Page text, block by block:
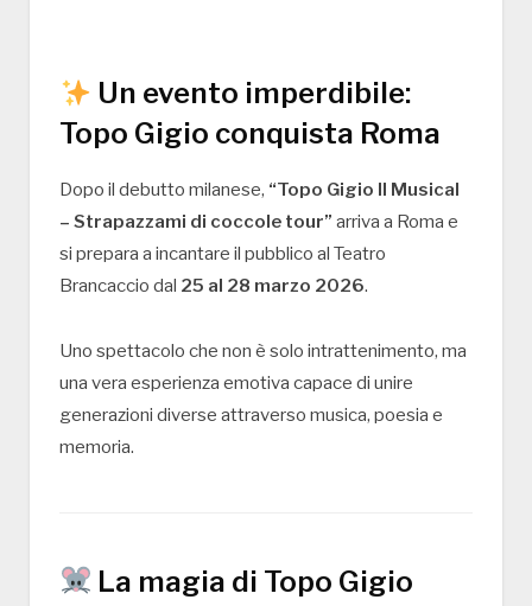
Un evento imperdibile:
Topo Gigio conquista Roma
Dopo il debutto milanese, “Topo Gigio Il Musical
– Strapazzami di coccole tour” arriva a Roma e
si prepara a incantare il pubblico al Teatro
Brancaccio dal 25 al 28 marzo 2026.
Uno spettacolo che non è solo intrattenimento, ma
una vera esperienza emotiva capace di unire
generazioni diverse attraverso musica, poesia e
memoria.
La magia di Topo Gigio